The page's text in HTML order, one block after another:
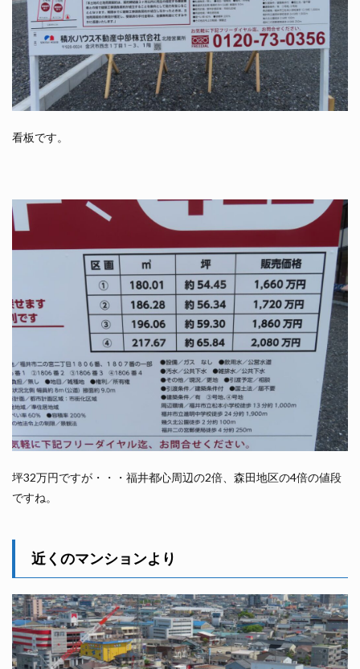
看板です。
坪32万円ですが・・・福井都心周辺の2倍、森田地区の4倍の値段
ですね。
近くのマンションより